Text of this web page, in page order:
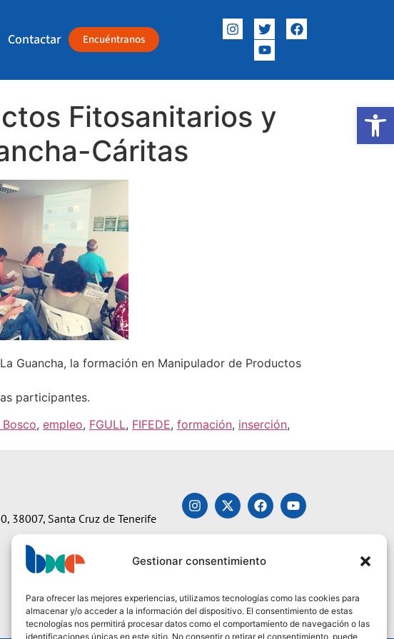
Abrir
Gestionar consentimiento
Para ofrecer las mejores experiencias, utilizamos tecnologías como las cookies para
almacenar y/o acceder a la información del dispositivo. El consentimiento de estas
tecnologías nos permitirá procesar datos como el comportamiento de navegación o las
identificaciones únicas en este sitio. No consentir o retirar el consentimiento, puede
Contactar Encuéntranos
Fitosanitarios y
Cáritas
Guancha, la formación en Manipulador de Productos
participantes.
Bosco, empleo, FGULL, FIFEDE, formación, inserción,
38007, Santa Cruz de Tenerife